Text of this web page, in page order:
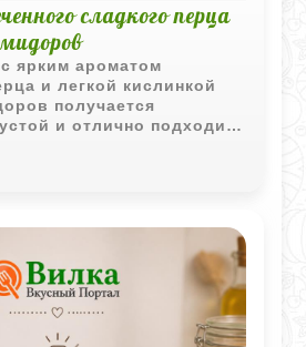
сладкого перца
ярким ароматом
и легкой кислинкой
получается
и отлично подходит
мясом или